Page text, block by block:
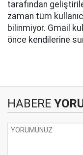
tarafından
zaman tüm
bilinmiyor. Gmail
önce kendilerine
HABERE